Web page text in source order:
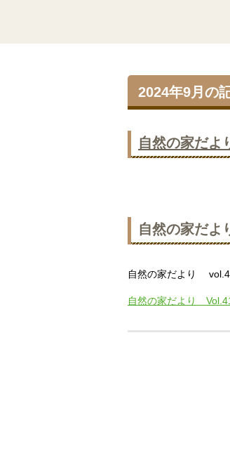
2024年9月の
自然の家だ
自然の家だよ
自然の家だより
自然の家だより